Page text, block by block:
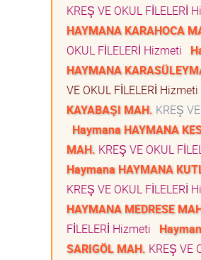
KREŞ VE OKUL FİLELERİ
HAYMANA KARAHOCA
OKUL FİLELERİ Hizmeti
HAYMANA
VE OKUL FİLELERİ Hizmeti
KAYABAŞI MAH. KREŞ
Haymana HAYMANA
MAH. KREŞ VE OKUL
Haymana HAYMANA
KREŞ VE OKUL FİLELERİ
HAYMANA MEDRESE
FİLELERİ Hizmeti
SARIGÖL MAH. KREŞ VE